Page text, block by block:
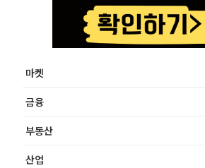
마켓
금융
부동산
산업